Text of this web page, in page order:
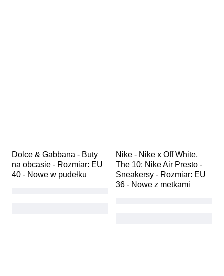
Dolce & Gabbana - Buty
na obcasie - Rozmiar: EU
40 - Nowe w pudełku
Nike - Nike x Off White,
The 10: Nike Air Presto -
Sneakersy - Rozmiar: EU
36 - Nowe z metkami